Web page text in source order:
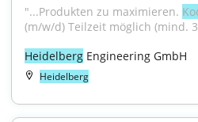
"...Produkten zu maximieren.
(m/w/d) Teilzeit möglich (mind.
Heidelberg Engineering GmbH
Heidelberg